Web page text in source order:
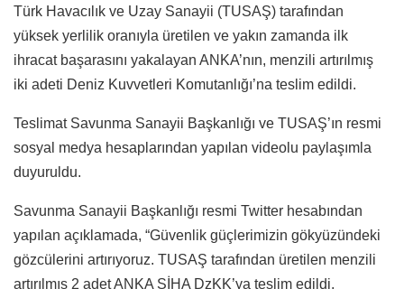
Türk Havacılık ve Uzay Sanayii (TUSAŞ) tarafından
yüksek yerlilik oranıyla üretilen ve yakın zamanda ilk
ihracat başarasını yakalayan ANKA’nın, menzili artırılmış
iki adeti Deniz Kuvvetleri Komutanlığı’na teslim edildi.
Teslimat Savunma Sanayii Başkanlığı ve TUSAŞ’ın resmi
sosyal medya hesaplarından yapılan videolu paylaşımla
duyuruldu.
Savunma Sanayii Başkanlığı resmi Twitter hesabından
yapılan açıklamada, “Güvenlik güçlerimizin gökyüzündeki
gözcülerini artırıyoruz. TUSAŞ tarafından üretilen menzili
artırılmış 2 adet ANKA SİHA DzKK’ya teslim edildi.